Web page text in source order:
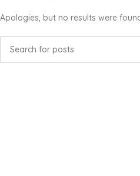
Apologies, but no results were